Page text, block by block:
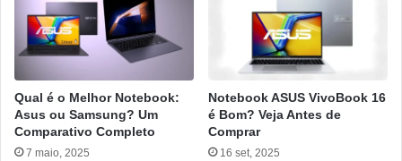
Qual é o Melhor Notebook:
Asus ou Samsung? Um
Comparativo Completo
7 maio, 2025
Notebook ASUS VivoBook 16
é Bom? Veja Antes de
Comprar
16 set, 2025